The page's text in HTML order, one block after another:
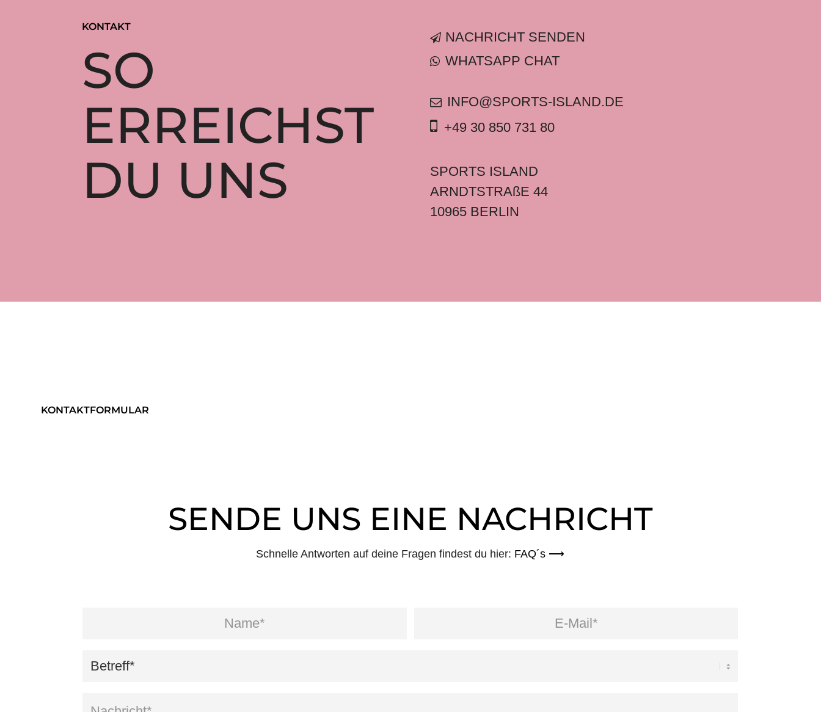
KONTAKT
SO
ERREICHST
DU UNS
NACHRICHT SENDEN
WHATSAPP CHAT
INFO@SPORTS-ISLAND.DE
+49 30 850 731 80
SPORTS ISLAND
ARNDTSTRAßE 44
10965 BERLIN
KONTAKTFORMULAR
SENDE UNS EINE NACHRICHT
Schnelle Antworten auf deine Fragen findest du hier: FAQ´s ⟶